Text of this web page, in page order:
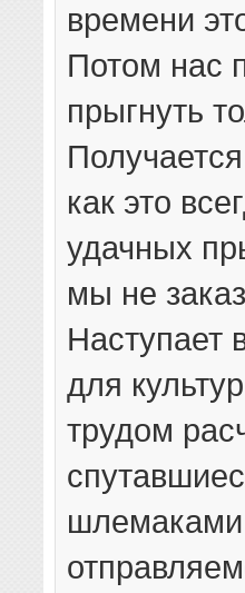
времени
Потом нас
прыгнуть
как это
удачных
мы не
Наступает
для
трудом